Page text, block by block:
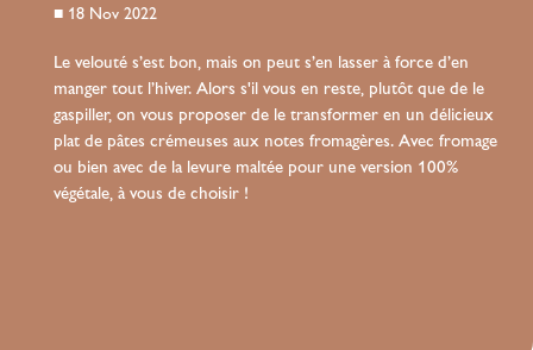
■ 18 Nov 2022
Le velouté s’est bon, mais on peut s’en lasser à force d’en
manger tout l’hiver. Alors s'il vous en reste, plutôt que de le
gaspiller, on vous proposer de le transformer en un délicieux
plat de pâtes crémeuses aux notes fromagères. Avec fromage
ou bien avec de la levure maltée pour une version 100%
végétale, à vous de choisir !